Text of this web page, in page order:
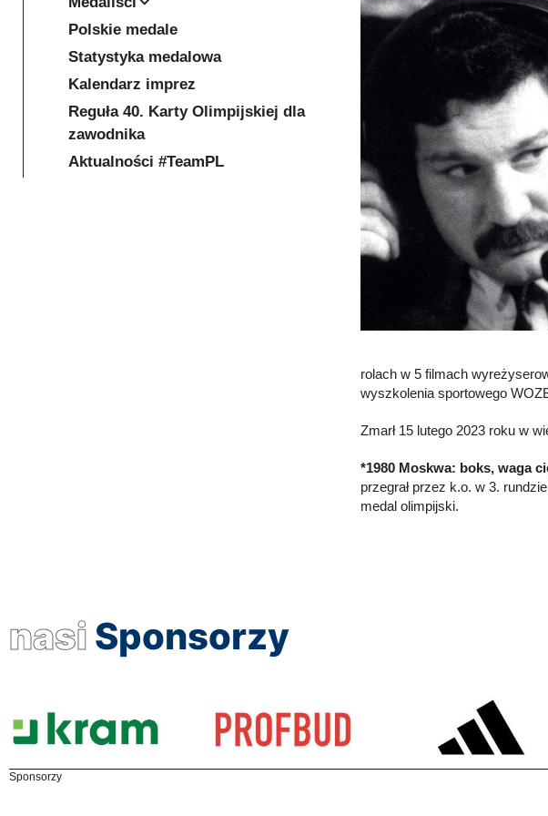
rolach w 5 filmach
wyszkolenia sportowego
Zmarł 15 lutego 2023 roku w
*1980 Moskwa: boks, waga
przegrał przez k.o. w 3.
medal olimpijski.
Polskie medale
Statystyka medalowa
Kalendarz imprez
Reguła 40. Karty Olimpijskiej dla
zawodnika
Aktualności #TeamPL
nasi Sponsorzy
Sponsorzy